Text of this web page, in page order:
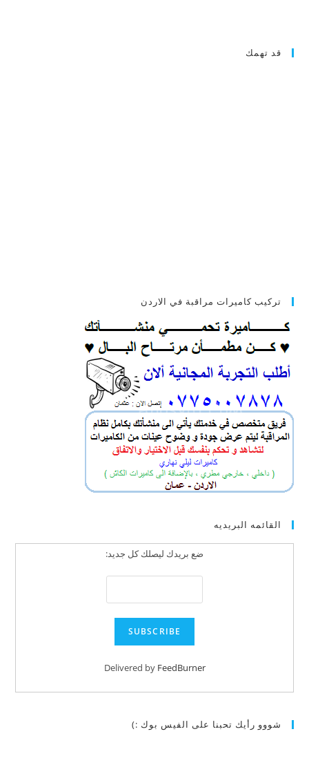
قد تهمك
تركيب كاميرات مراقبة في الاردن
القائمه البريديه
ضع بريدك ليصلك كل جديد:
Delivered by FeedBurner
شووو رأيك تحبنا على الفيس بوك :)